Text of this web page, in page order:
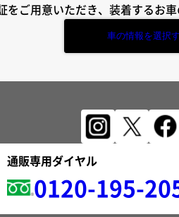
をご用意いただき、装着するお
車の情報を選択
通販専用ダイヤル
0120-195-